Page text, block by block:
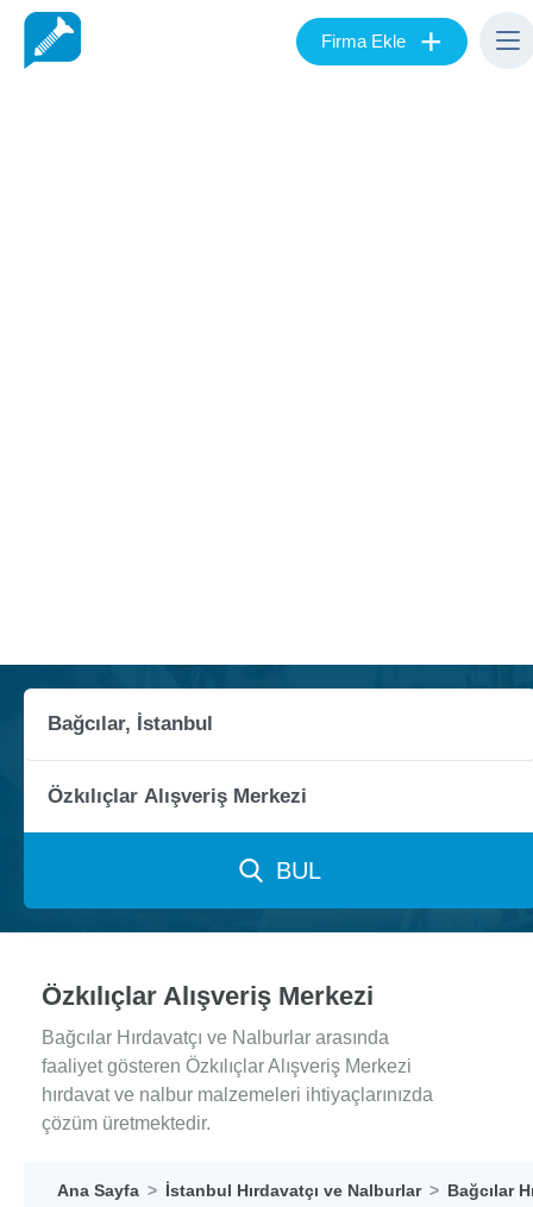
Firma Ekle +
BUL
Özkılıçlar Alışveriş Merkezi
Bağcılar Hırdavatçı ve Nalburlar arasında
faaliyet gösteren Özkılıçlar Alışveriş Merkezi
hırdavat ve nalbur malzemeleri ihtiyaçlarınızda
çözüm üretmektedir.
Ana Sayfa İstanbul Hırdavatçı ve Nalburlar Bağcılar